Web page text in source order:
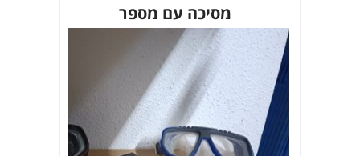
מסיכה עם מספר